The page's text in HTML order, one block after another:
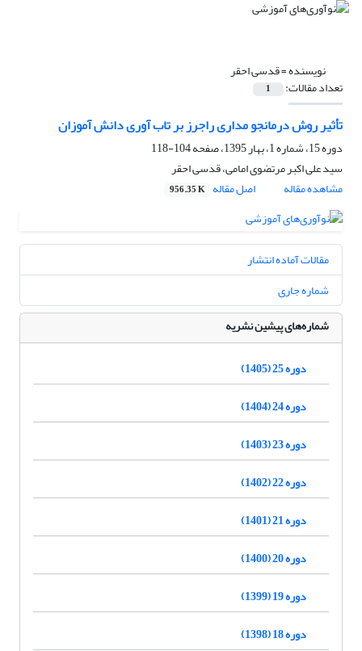
نویسنده =قدسی احقر
تعداد مقالات: 1
تأثیر روش درمانجو مداری راجرز بر تاب آوری دانش آموزان
دوره 15، شماره 1، بهار 1395، صفحه
104-118
سید علی اکبر مرتضوی امامی، قدسی احقر
مشاهده مقاله
اصل مقاله 956.35 K
مقالات آماده انتشار
شماره جاری
شماره‌های پیشین نشریه
دوره 25 (1405)
دوره 24 (1404)
دوره 23 (1403)
دوره 22 (1402)
دوره 21 (1401)
دوره 20 (1400)
دوره 19 (1399)
دوره 18 (1398)